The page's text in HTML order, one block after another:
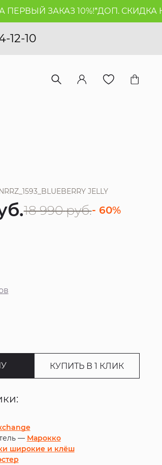
ЗАКАЗ 10%!*ДОП. СКИДКА НА
12-10
JELLY
18 990 руб.- 60%
КУПИТЬ В 1 КЛИК
— Марокко
широкие и клёш